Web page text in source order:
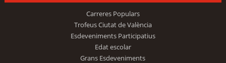
Carreres Populars
Trofeus Ciutat de València
Esdeveniments Participatius
Edat escolar
Grans Esdeveniments